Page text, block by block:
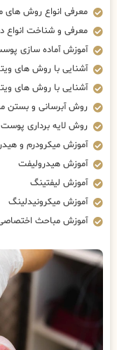
معرفی انواع روش
معرفی و شناخت انواع
آموزش آماده سازی
آشنایی با روش های
آشنایی با روش های
روش آبرسانی و بستن
روش لایه برداری پوست
آموزش میکرودرم و
آموزش هیدرولیفت
آموزش لیفتینگ
آموزش میکرونیدلینگ
آموزش مباحث